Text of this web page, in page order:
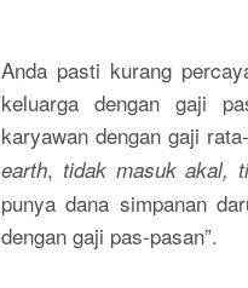
Anda pasti kurang
keluarga dengan gaji
karyawan dengan gaji
earth, tidak masuk akal,
punya dana simpanan
dengan gaji pas-pasan”.